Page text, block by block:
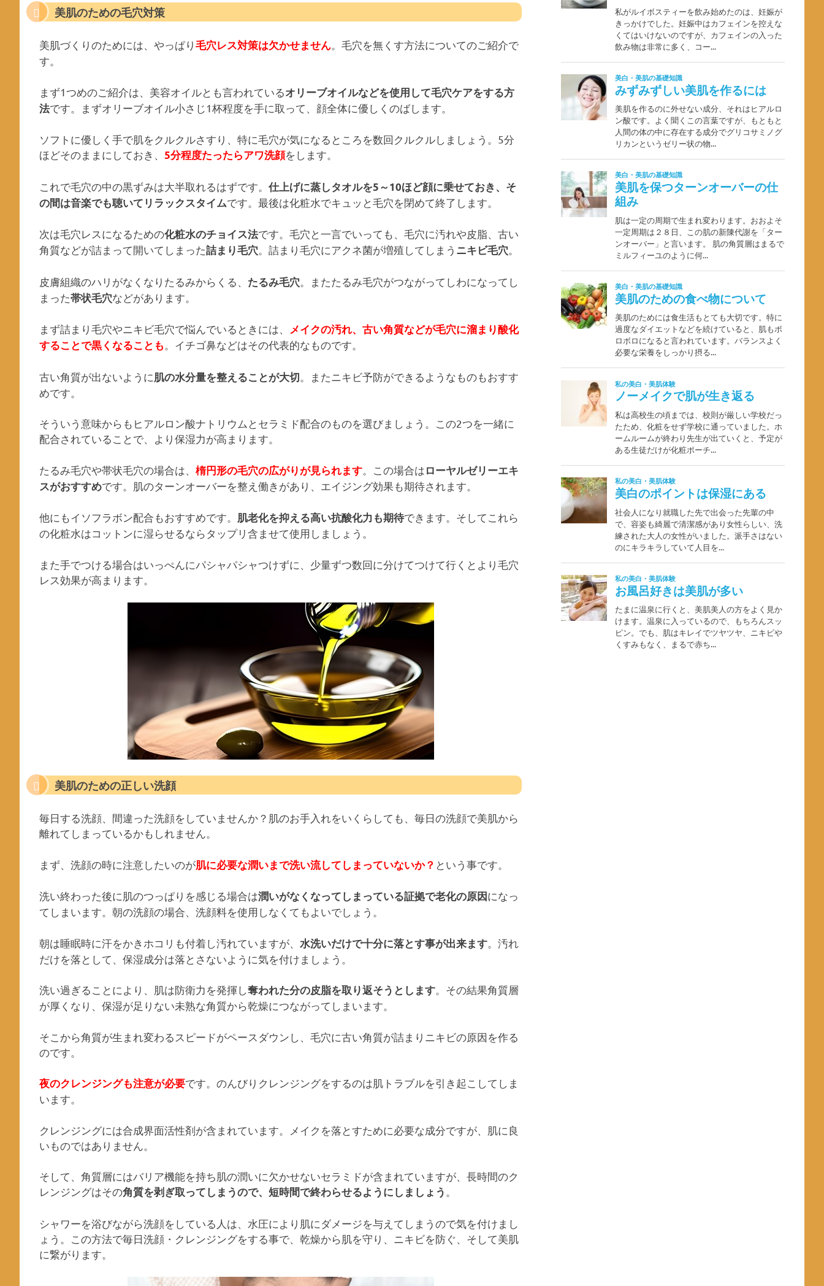
美肌のための毛穴対策
美肌づくりのためには、やっぱり毛穴レス対策は欠かせません 。毛穴を無くす方法についてのご紹介で
す。
まず1つめのご紹介は、美容オイルとも言われているオリーブオイルなどを使用して毛穴ケアをする方
法です。まずオリーブオイル小さじ1杯程度を手に取って、顔全体に優しくのばします。
ソフトに優しく手で肌をクルクルさすり、特に毛穴が気になるところを数回クルクルしましょう。5分
ほどそのままにしておき、 5分程度たったらアワ洗顔をします。
これで毛穴の中の黒ずみは大半取れるはずです。 仕上げに蒸しタオルを5～10ほど顔に乗せておき、そ
の間は音楽でも聴いてリラックスタイムです。最後は化粧水でキュッと毛穴を閉めて終了します。
次は毛穴レスになるための化粧水のチョイス法です。毛穴と一言でいっても、毛穴に汚れや皮脂、古い
角質などが詰まって開いてしまった詰まり毛穴 。詰まり毛穴にアクネ菌が増殖してしまう ニキビ毛穴
皮膚組織のハリがなくなりたるみからくる、 たるみ毛穴 。またたるみ毛穴がつながってしわになってし
まった帯状毛穴などがあります。
まず詰まり毛穴やニキビ毛穴で悩んでいるときには、
メイクの汚れ、古い角質などが毛穴に溜まり酸化
することで黒くなることも 。イチゴ鼻などはその代表的なものです。
古い角質が出ないように肌の水分量を整えることが大切 。またニキビ予防ができるようなものもおすす
めです。
そういう意味からもヒアルロン酸ナトリウムとセラミド配合のものを選びましょう。この2つを一緒に
配合されていることで、より保湿力が高まります。
たるみ毛穴や帯状毛穴の場合は、 楕円形の毛穴の広がりが見られます 。この場合はローヤルゼリーエキ
スがおすすめです。肌のターンオーバーを整え働きがあり、エイジング効果も期待されます。
他にもイソフラボン配合もおすすめです。 肌老化を抑える高い抗酸化力も期待できます。そしてこれら
の化粧水はコットンに湿らせるならタップリ含ませて使用しましょう。
また手でつける場合はいっぺんにパシャパシャつけずに、少量ずつ数回に分けてつけて行くとより毛穴
レス効果が高まります。
美肌のための正しい洗顔
毎日する洗顔、間違った洗顔をしていませんか？肌のお手入れをいくらしても、毎日の洗顔で美肌から
離れてしまっているかもしれません。
まず、洗顔の時に注意したいのが肌に必要な潤いまで洗い流してしまっていないか？ という事です。
洗い終わった後に肌のつっぱりを感じる場合は潤いがなくなってしまっている証拠で老化の原因になっ
てしまいます。朝の洗顔の場合、洗顔料を使用しなくてもよいでしょう。
朝は睡眠時に汗をかきホコリも付着し汚れていますが、 水洗いだけで十分に落とす事が出来ます 。汚れ
だけを落として、保湿成分は落とさないように気を付けましょう。
洗い過ぎることにより、肌は防衛力を発揮し奪われた分の皮脂を取り返そうとします 。その結果角質層
が厚くなり、保湿が足りない未熟な角質から乾燥につながってしまいます。
そこから角質が生まれ変わるスピードがペースダウンし、毛穴に古い角質が詰まりニキビの原因を作る
のです。
夜のクレンジングも注意が必要です。のんびりクレンジングをするのは肌トラブルを引き起こしてしま
います。
クレンジングには合成界面活性剤が含まれています。メイクを落とすために必要な成分ですが、肌に良
いものではありません。
そして、角質層にはバリア機能を持ち肌の潤いに欠かせないセラミドが含まれていますが、長時間のク
レンジングはその角質を剥ぎ取ってしまうので、短時間で終わらせるようにしましょう
シャワーを浴びながら洗顔をしている人は、水圧により肌にダメージを与えてしまうので気を付けまし
ょう。この方法で毎日洗顔・クレンジングをする事で、乾燥から肌を守り、ニキビを防ぐ、そして美肌
に繋がります。